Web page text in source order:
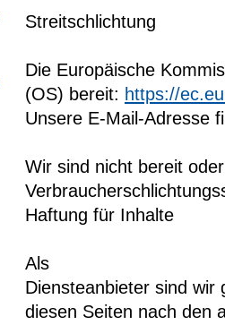
Streitschlichtung
Die Europäische
(OS) bereit: https://
Unsere E-Mail-Adresse
Wir sind nicht bereit
Haftung für Inhalte
Als
Diensteanbieter sind
diesen Seiten nach den